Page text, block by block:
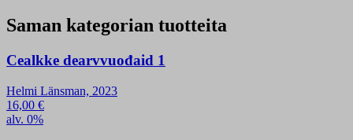
Saman kategorian tuotteita
Cealkke dearvvuođaid 1
Helmi Länsman, 2023
16,00 €
alv. 0%